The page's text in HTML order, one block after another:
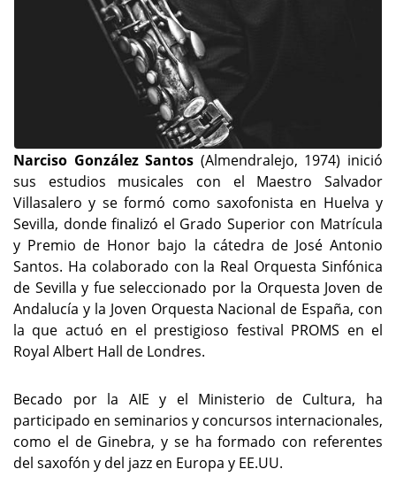
Narciso González Santos (Almendralejo, 1974) inició
sus estudios musicales con el Maestro Salvador
Villasalero y se formó como saxofonista en Huelva y
Sevilla, donde finalizó el Grado Superior con Matrícula
y Premio de Honor bajo la cátedra de José Antonio
Santos. Ha colaborado con la Real Orquesta Sinfónica
de Sevilla y fue seleccionado por la Orquesta Joven de
Andalucía y la Joven Orquesta Nacional de España, con
la que actuó en el prestigioso festival PROMS en el
Royal Albert Hall de Londres.
Becado por la AIE y el Ministerio de Cultura, ha
participado en seminarios y concursos internacionales,
como el de Ginebra, y se ha formado con referentes
del saxofón y del jazz en Europa y EE.UU.